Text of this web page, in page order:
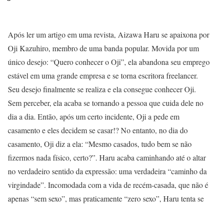
Após ler um artigo em uma revista, Aizawa Haru se apaixona por
Oji Kazuhiro, membro de uma banda popular. Movida por um
único desejo: “Quero conhecer o Oji”, ela abandona seu emprego
estável em uma grande empresa e se torna escritora freelancer.
Seu desejo finalmente se realiza e ela consegue conhecer Oji.
Sem perceber, ela acaba se tornando a pessoa que cuida dele no
dia a dia. Então, após um certo incidente, Oji a pede em
casamento e eles decidem se casar!? No entanto, no dia do
casamento, Oji diz a ela: “Mesmo casados, tudo bem se não
fizermos nada físico, certo?”. Haru acaba caminhando até o altar
no verdadeiro sentido da expressão: uma verdadeira “caminho da
virgindade”. Incomodada com a vida de recém-casada, que não é
apenas “sem sexo”, mas praticamente “zero sexo”, Haru tenta se